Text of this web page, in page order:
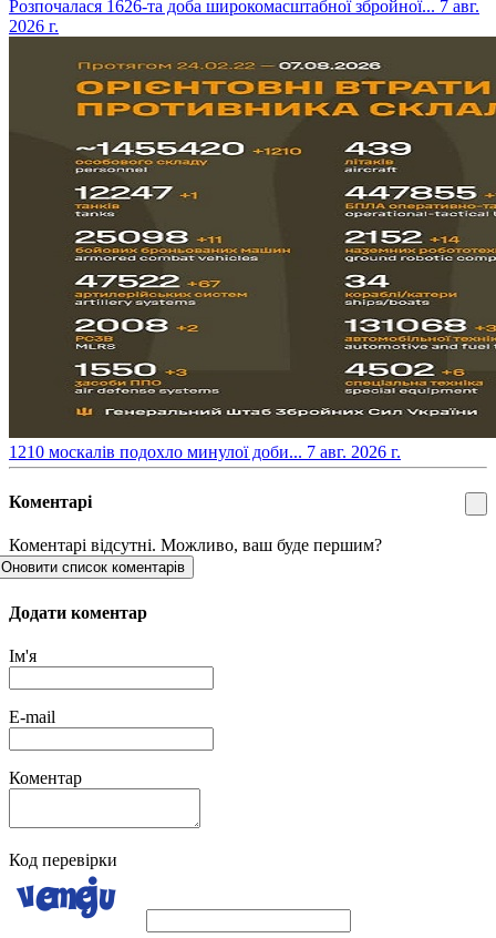
​Розпочалася 1626-та доба широкомасштабної збройної... 7 авг.
2026 г.
​1210 москалів подохло минулої доби... 7 авг. 2026 г.
Коментарі
Коментарі відсутні. Можливо, ваш буде першим?
Оновити список коментарів
Додати коментар
Ім'я
E-mail
Коментар
Код перевірки